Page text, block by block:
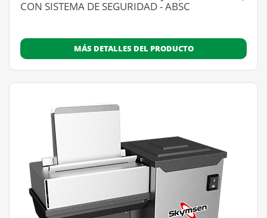
CON SISTEMA DE SEGURIDAD - ABSC
MÁS DETALLES DEL PRODUCTO